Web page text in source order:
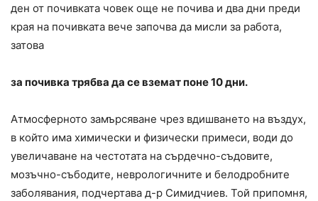
ден от почивката човек още не почива и два дни преди
края на почивката вече започва да мисли за работа,
затова
за почивка трябва да се вземат поне 10 дни.
Атмосферното замърсяване чрез вдишването на въздух,
в който има химически и физически примеси, води до
увеличаване на честотата на сърдечно-съдовите,
мозъчно-събодите, неврологичните и белодробните
заболявания, подчертава д-р Симидчиев. Той припомня,